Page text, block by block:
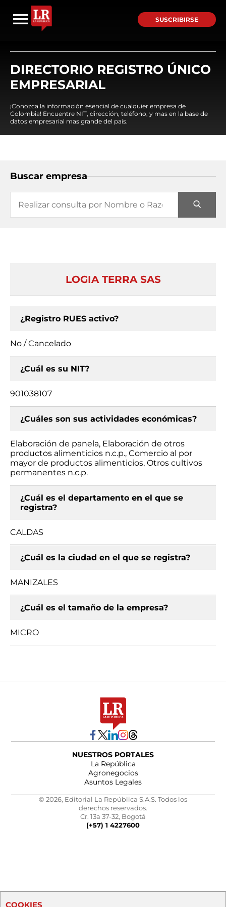
SUSCRIBIRSE
DIRECTORIO REGISTRO ÚNICO
EMPRESARIAL
¡Conozca la información esencial de cualquier empresa de
Colombia! Encuentre NIT, dirección, teléfono, y mas en la base de
datos empresarial mas grande del país.
Buscar empresa
LOGIA TERRA SAS
¿Registro RUES activo?
No / Cancelado
¿Cuál es su NIT?
901038107
¿Cuáles son sus actividades económicas?
Elaboración de panela, Elaboración de otros
productos alimenticios n.c.p., Comercio al por
mayor de productos alimenticios, Otros cultivos
permanentes n.c.p.
¿Cuál es el departamento en el que se
registra?
CALDAS
¿Cuál es la ciudad en el que se registra?
MANIZALES
¿Cuál es el tamaño de la empresa?
MICRO
NUESTROS PORTALES
La República
Agronegocios
Asuntos Legales
© 2026, Editorial La República S.A.S. Todos los
derechos reservados.
Cr. 13a 37-32, Bogotá
(+57) 1 4227600
COOKIES